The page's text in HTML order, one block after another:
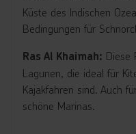
Küste des Indischen
Bedingungen für
Ras Al Khaimah: Diese
Lagunen, die ideal für
Kajakfahren sind. Auch
schöne Marinas.